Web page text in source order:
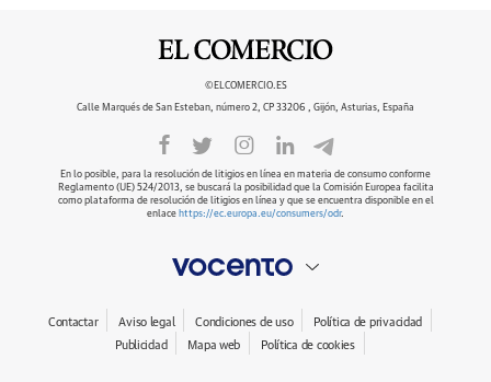
©ELCOMERCIO.ES
Calle Marqués de San Esteban, número 2, CP 33206 , Gijón, Asturias, España
En lo posible, para la resolución de litigios en línea en materia de consumo conforme
Reglamento (UE) 524/2013, se buscará la posibilidad que la Comisión Europea facilita
como plataforma de resolución de litigios en línea y que se encuentra disponible en el
enlace https://ec.europa.eu/consumers/odr.
Contactar Aviso legal Condiciones de uso
Política de privacidad
Publicidad
Mapa web Política de cookies